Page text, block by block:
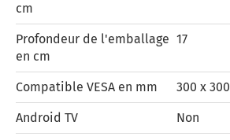
cm
Profondeur de l'emballage
en cm
17
Compatible VESA en mm 300 x 300
Android TV Non